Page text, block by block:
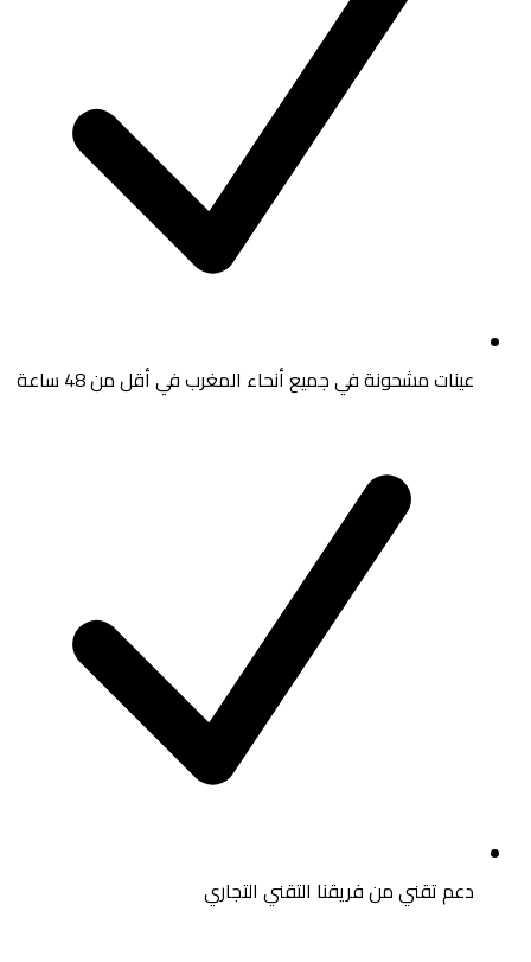
عينات مشحونة في جميع أنحاء المغرب في أقل من 48 ساعة
دعم تقني من فريقنا التقني التجاري